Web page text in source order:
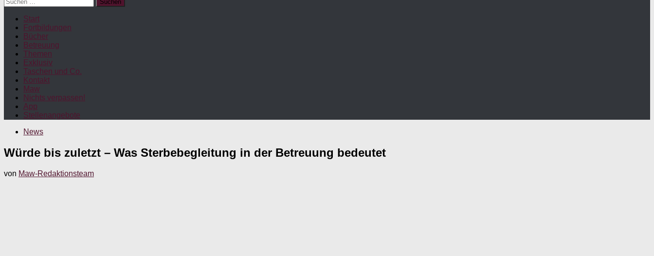
nach:
Start
Fortbildungen
Bücher
Betreuung
Themen
Exklusiv
Taschen und Co.
Kontakt
Maw
Nichts verpassen!
App
Stellenangebote
News
Würde bis zuletzt – Was Sterbebegleitung in der Betreuung bedeutet
von Maw-Redaktionsteam